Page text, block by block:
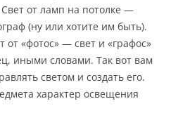
от ламп на потолке —
(ну или хотите им быть).
от «фотос» — свет и «графос»
иными словами. Так вот вам
светом и создать его.
характер освещения